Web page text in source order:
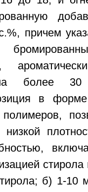
причем
более
в
полимеров,
низкой
б) 1-10